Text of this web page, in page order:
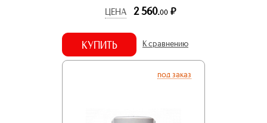
ЦЕНА
2 560.00 р.
КУПИТЬ К сравнению
под заказ